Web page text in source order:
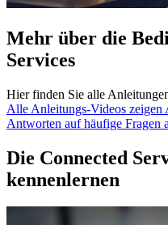
Mehr über die
Services
Hier finden Sie alle
Alle Anleitungs-Videos zeigen
Antworten auf häufige Fragen
Die Connected
kennenlernen